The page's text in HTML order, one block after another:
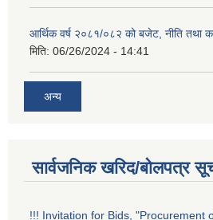
आर्थिक वर्ष २०८१/०८२ को बजेट, नीति तथा
मिति: 06/26/2024 - 14:41
अन्य
सार्वजनिक खरिद/बोलपत्र
!!! Invitation for Bids, "Procurement